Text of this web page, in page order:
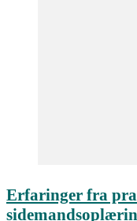
Erfaringer fra